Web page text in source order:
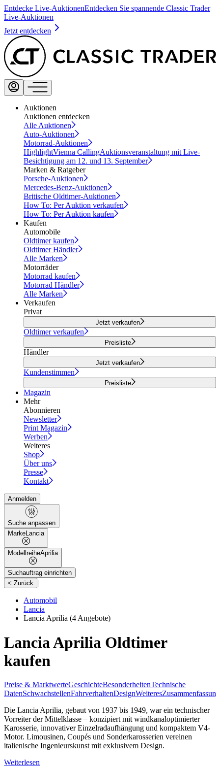
Entdecke Live-AuktionenEntdecken Sie spannende Classic Trader
Live-Auktionen
Jetzt entdecken
Auktionen
Auktionen entdecken
Alle Auktionen
Auto-Auktionen
Motorrad-Auktionen
HighlightVienna CallingAuktionsveranstaltung mit Live-
Besichtigung am 12. und 13. September
Marken & Ratgeber
Porsche-Auktionen
Mercedes-Benz-Auktionen
Britische Oldtimer-Auktionen
How To: Per Auktion verkaufen
How To: Per Auktion kaufen
Kaufen
Automobile
Oldtimer kaufen
Oldtimer Händler
Alle Marken
Motorräder
Motorrad kaufen
Motorrad Händler
Alle Marken
Verkaufen
Privat
Jetzt verkaufen
Oldtimer verkaufen
Preisliste
Händler
Jetzt verkaufen
Kundenstimmen
Preisliste
Magazin
Mehr
Abonnieren
Newsletter
Print Magazin
Werben
Weiteres
Shop
Über uns
Presse
Kontakt
Anmelden
Suche anpassen
MarkeLancia
ModellreiheAprilia
Suchauftrag einrichten
< Zurück |
Automobil
Lancia
Lancia Aprilia (4 Angebote)
Lancia Aprilia Oldtimer
kaufen
Preise & MarktwerteGeschichteBesonderheitenTechnische
DatenSchwachstellenFahrverhaltenDesignWeiteresZusammenfassung
Die Lancia Aprilia, gebaut von 1937 bis 1949, war ein technischer
Vorreiter der Mittelklasse – konzipiert mit windkanaloptimierter
Karosserie, innovativer Einzelradaufhängung und kompaktem V4-
Motor. Limousinen, Coupés und Sonderkarosserien vereinen
italienische Ingenieurskunst mit exklusivem Design.
Weiterlesen